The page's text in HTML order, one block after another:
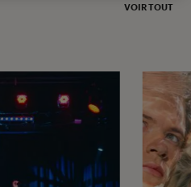
VOIR TOUT